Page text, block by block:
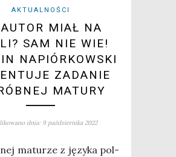
AKTUALNOŚCI
MIAŁ NA
SAM NIE WIE!
NAPIÓRKOWSKI
ZADANIE
MATURY
dnia: 9 października 2022
matu­rze z języ­ka pol­